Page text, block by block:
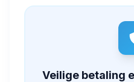
Veilige betaling